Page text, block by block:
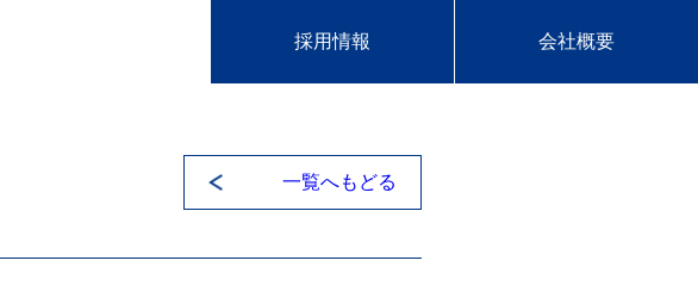
採用情報 会社概要
一覧へもどる